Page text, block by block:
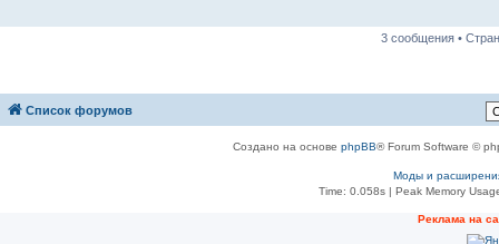
3 сообщения •
Список форумов
Создано на основе phpBB® Forum Software ©
Моды и
Time: 0.058s| Peak Memory
Реклама на